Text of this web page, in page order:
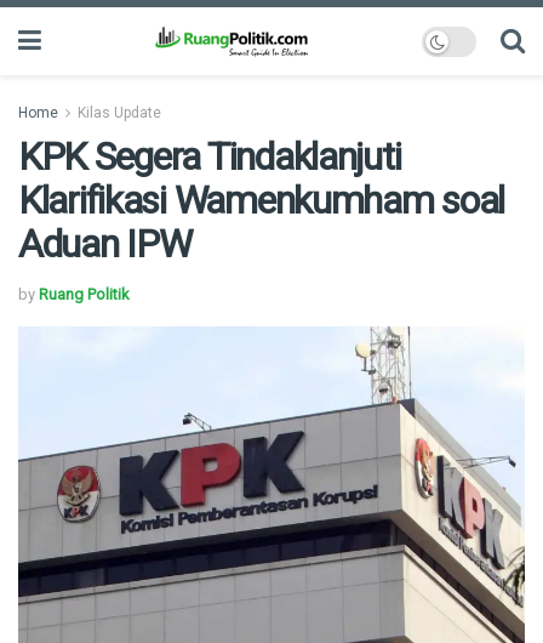
Home Kilas Update
KPK Segera Tindaklanjuti
Klarifikasi Wamenkumham soal
Aduan IPW
by Ruang Politik